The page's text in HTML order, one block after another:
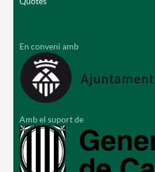
En conveni amb
Amb el suport de